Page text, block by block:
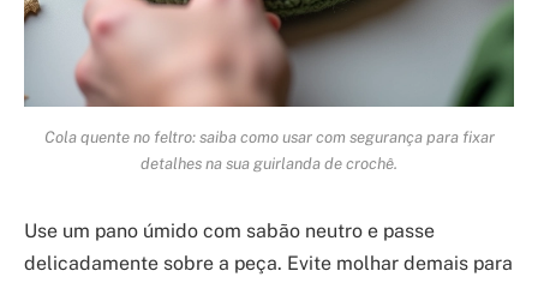
Cola quente no feltro: saiba como usar com segurança para fixar
detalhes na sua guirlanda de crochê.
Use um pano úmido com sabão neutro e passe
delicadamente sobre a peça. Evite molhar demais para